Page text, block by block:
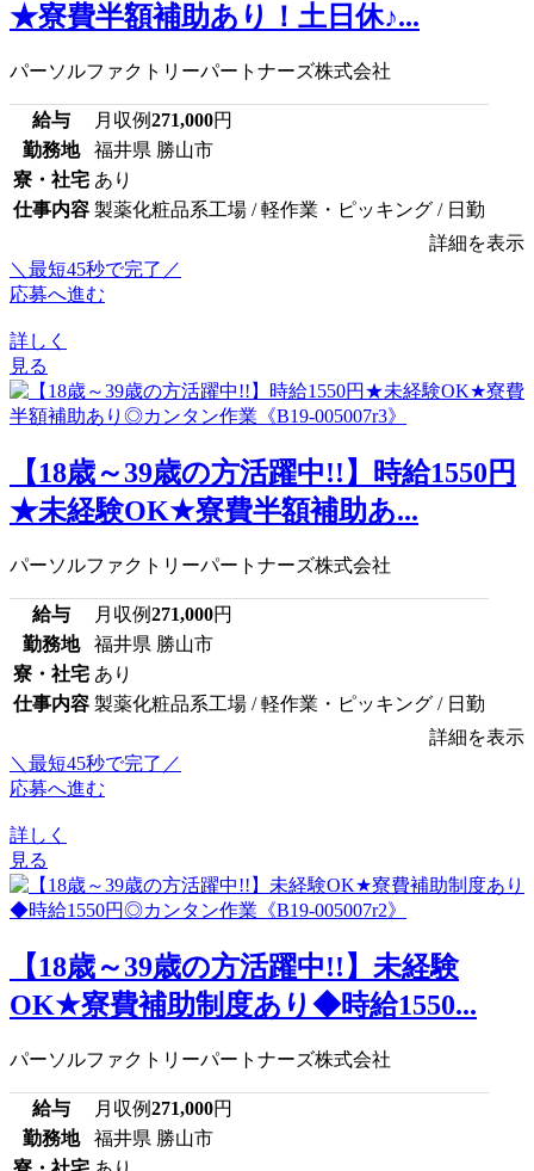
★寮費半額補助あり！土日休♪...
パーソルファクトリーパートナーズ株式会社
給与 月収例271,000円
勤務地
福井県 勝山市
寮・社宅 あり
仕事内容 製薬化粧品系工場 / 軽作業・ピッキング / 日勤
詳細を表示
＼最短45秒で完了／
応募へ進む
詳しく
見る
【18歳～39歳の方活躍中!!】時給1550円
★未経験OK★寮費半額補助あ...
パーソルファクトリーパートナーズ株式会社
給与 月収例271,000円
勤務地
福井県 勝山市
寮・社宅 あり
仕事内容 製薬化粧品系工場 / 軽作業・ピッキング / 日勤
詳細を表示
＼最短45秒で完了／
応募へ進む
詳しく
見る
【18歳～39歳の方活躍中!!】未経験
OK★寮費補助制度あり◆時給1550...
パーソルファクトリーパートナーズ株式会社
給与 月収例271,000円
勤務地
福井県 勝山市